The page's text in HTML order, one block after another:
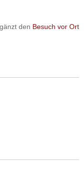
den Besuch vor Ort